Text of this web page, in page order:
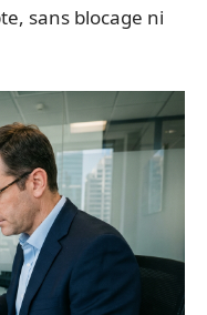
sans blocage ni